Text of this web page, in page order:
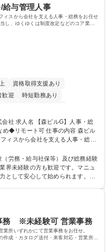
給与管理人事
ィスから会社を支える人事・総務をお任せ
し、ゆくゆくは制度改定などのコア業務
資格取得支援あり
歓迎
時短勤務あり
迎 駅近5分以内 土日祝休み
人事・総
仕事の内容 森ビル
ィスから会社を支える人事・総務
ランスよく担当し、ゆくゆくは制
がいある環境です。 ■勤怠管
整等の労務管理全般 ■入退社手続
のコア業務 ■社内イベントの企画
め、安心して成長できます。 募
ヶ月◆年休120日◆残業少なめ◆
労務・給与社保等）及び総務経験
界未経験の方も歓迎です。マニュ
として安心して始められます。
への貢献度をダイレクトに実感で
など、ワークライフバランスを保
の幅広い経験を活かし、長期的な
と挑戦を全力で応援します。 学
専修学校 高校 語学力： 資格：日商
検定3級
務 ※未経験可 営業事務
業所いずれかにて営業事務をお任せ。
作成・カタログ送付・来客対応・営業所内